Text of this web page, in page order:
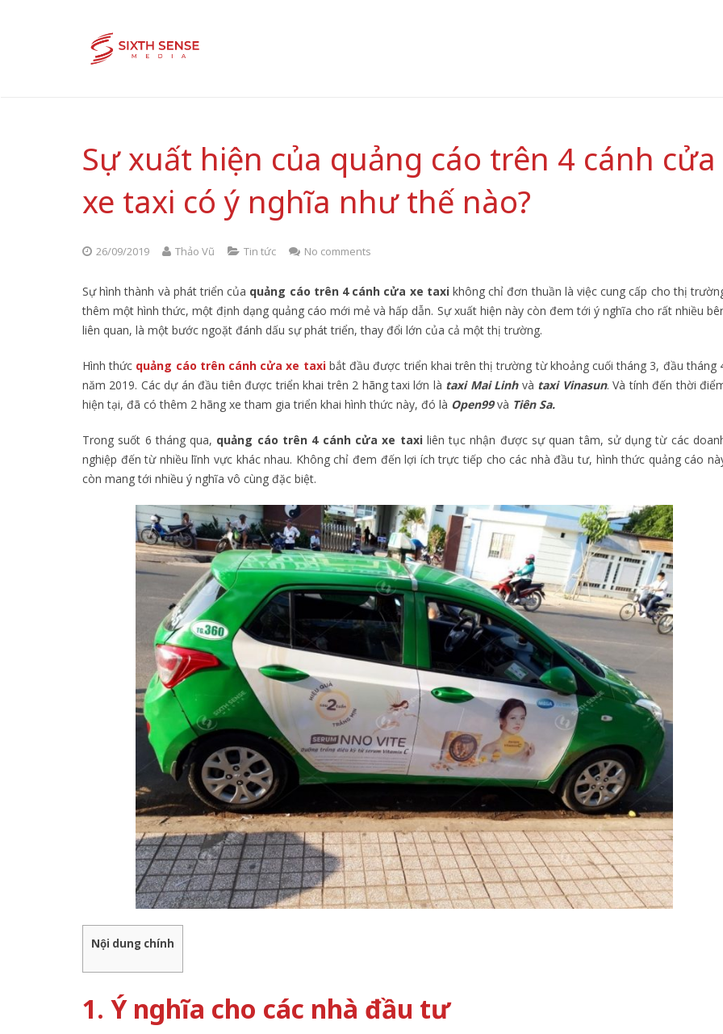
Sự xuất hiện của quảng cáo trên 4 cánh cửa
xe taxi có ý nghĩa như thế nào?
26/09/2019 Thảo Vũ Tin tức No comments
Sự hình thành và phát triển của quảng cáo trên 4 cánh cửa xe taxikhông chỉ đơn thuần là việc cung cấp cho thị
thêm một hình thức, một định dạng quảng cáo mới mẻ và hấp dẫn. Sự xuất hiện này còn đem tới ý nghĩa cho rất nhiều
liên quan, là một bước ngoặt đánh dấu sự phát triển, thay đổi lớn của cả một thị trường.
Hình thức quảng cáo trên cánh cửa xe taxi bắt đầu được triển khai trên thị trường từ khoảng cuối tháng 3, đầu tháng
năm 2019. Các dự án đầu tiên được triển khai trên 2 hãng taxi lớn là taxi Mai Linh và taxi Vinasun. Và tính đến thời
hiện tại, đã có thêm 2 hãng xe tham gia triển khai hình thức này, đó là Open99và Tiên Sa.
Trong suốt 6 tháng qua, quảng cáo trên 4 cánh cửa xe taxi liên tục nhận được sự quan tâm, sử dụng từ các
nghiệp đến từ nhiều lĩnh vực khác nhau. Không chỉ đem đến lợi ích trực tiếp cho các nhà đầu tư, hình thức quảng cáo
còn mang tới nhiều ý nghĩa vô cùng đặc biệt.
Nội dung chính
1. Ý nghĩa cho các nhà đầu tư